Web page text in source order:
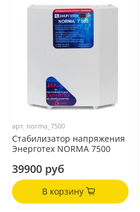
арт. norma_7500
Стабилизатор напряжения
Энерготех NORMA 7500
39900 руб
В корзину